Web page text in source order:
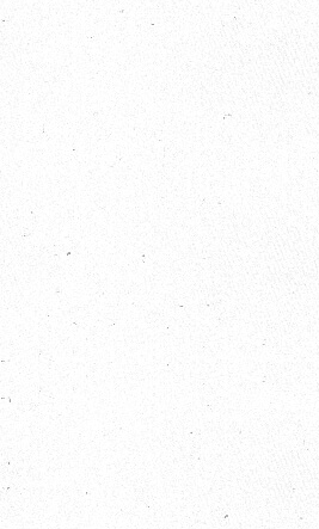
2018 / 04 / 20
歐比邁國際開發有限公司